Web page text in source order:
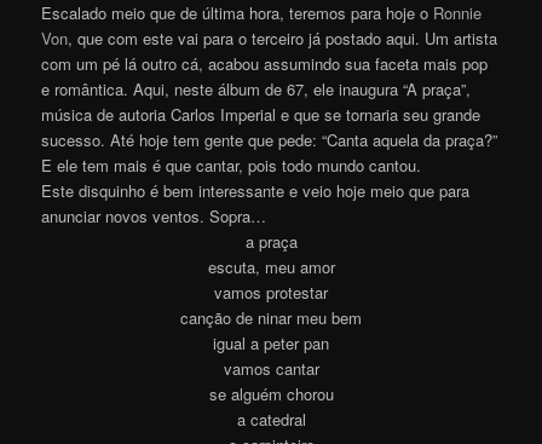
Escalado meio que de última hora, teremos para hoje o Ronnie
Von, que com este vai para o terceiro já postado aqui. Um artista
com um pé lá outro cá, acabou assumindo sua faceta mais pop
e romântica. Aqui, neste álbum de 67, ele inaugura “A praça”,
música de autoria Carlos Imperial e que se tornaria seu grande
sucesso. Até hoje tem gente que pede: “Canta aquela da praça?”
E ele tem mais é que cantar, pois todo mundo cantou.
Este disquinho é bem interessante e veio hoje meio que para
anunciar novos ventos. Sopra…
a praça
escuta, meu amor
vamos protestar
canção de ninar meu bem
igual a peter pan
vamos cantar
se alguém chorou
a catedral